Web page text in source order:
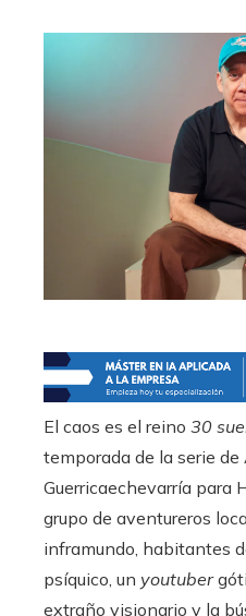
El caos es el reino 30
temporada de la serie de
Guerricaechevarría para
grupo de aventureros
inframundo, habitantes
psíquico, un youtuber
extraño visionario y la